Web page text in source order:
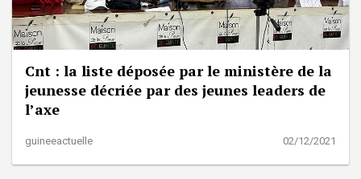
Cnt : la liste déposée par le ministère de la
jeunesse décriée par des jeunes leaders de
l’axe
guineeactuelle 02/12/2021